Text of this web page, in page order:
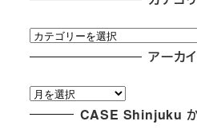
カ
テ
リ
ー
アーカ
ア
ー
CASE Shinjuku